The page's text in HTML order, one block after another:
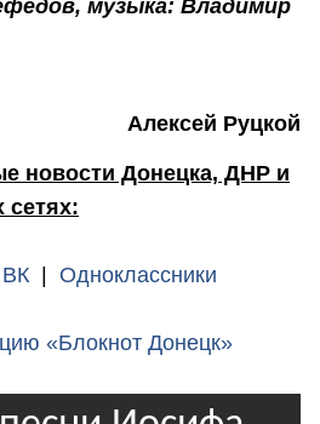
музыка: Владимир
Алексей Руцкой
новости Донецка, ДНР и
ВК Одноклассники
«Блокнот Донецк»